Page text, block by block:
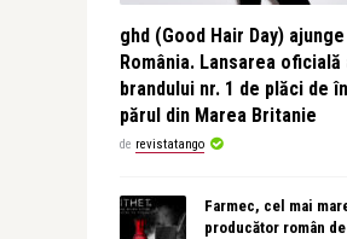
ghd (Good Hair Day)
România. Lansarea oficială
brandului nr. 1 de plăci de
părul din Marea Britanie
de revistatango
Farmec, cel mai
producător român de